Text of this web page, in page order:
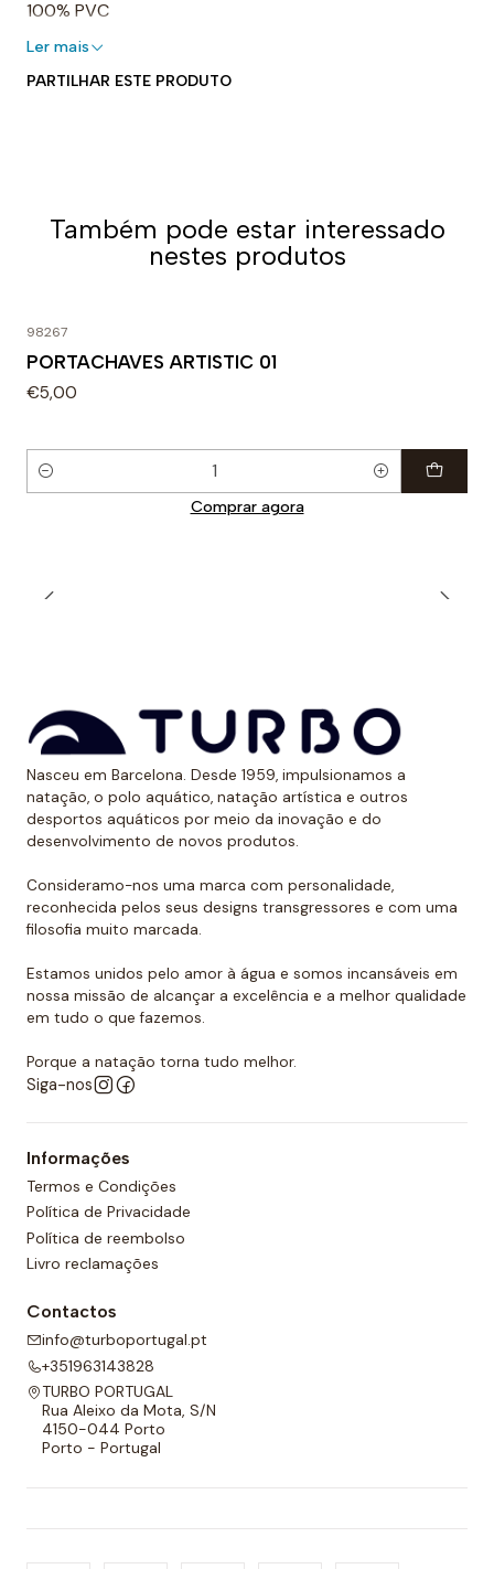
100% PVC
Ler mais
PARTILHAR ESTE PRODUTO
Também pode estar interessado
nestes produtos
98267
PORTACHAVES ARTISTIC 01
€5,00
Quantidade
Comprar agora
Nasceu em Barcelona. Desde 1959, impulsionamos a
natação, o polo aquático, natação artística e outros
desportos aquáticos por meio da inovação e do
desenvolvimento de novos produtos.
Consideramo-nos uma marca com personalidade,
reconhecida pelos seus designs transgressores e com uma
filosofia muito marcada.
Estamos unidos pelo amor à água e somos incansáveis em
nossa missão de alcançar a excelência e a melhor qualidade
em tudo o que fazemos.
Porque a natação torna tudo melhor.
Siga-nos
Informações
Termos e Condições
Política de Privacidade
Política de reembolso
Livro reclamações
Contactos
info@turboportugal.pt
+351963143828
TURBO PORTUGAL
Rua Aleixo da Mota, S/N
4150-044 Porto
Porto - Portugal